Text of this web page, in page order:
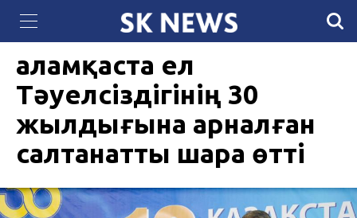
307 женщин в Мангистау успешно завершили
образовательную программу от «Самрук-Қазына»
14 ЖЕЛТОҚСАН 2021, 15:25 4428
Қаламқаста ел
Тәуелсіздігінің 30
жылдығына арналған
салтанатты шара өтті